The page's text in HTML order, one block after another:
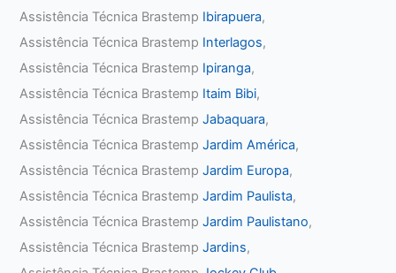
Assistência Técnica Brastemp Ibirapuera,
Assistência Técnica Brastemp Interlagos,
Assistência Técnica Brastemp Ipiranga,
Assistência Técnica Brastemp Itaim Bibi,
Assistência Técnica BrastempJabaquara,
Assistência Técnica BrastempJardim América,
Assistência Técnica BrastempJardim Europa,
Assistência Técnica BrastempJardim Paulista,
Assistência Técnica BrastempJardim Paulistano,
Assistência Técnica BrastempJardins,